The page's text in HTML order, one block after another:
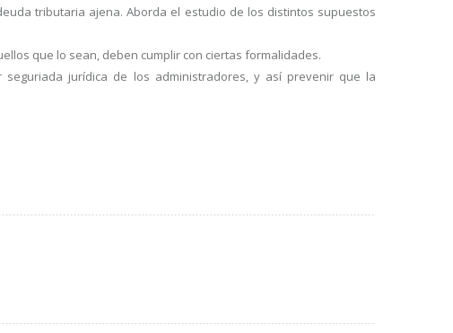
tributaria ajena. Aborda el estudio de los distintos supuestos
que lo sean, deben cumplir con ciertas formalidades.
jurídica de los administradores, y así prevenir que la